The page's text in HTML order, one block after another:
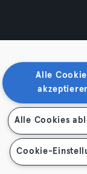
Mentions légales
Alle
Alle Cookies
Cookie-